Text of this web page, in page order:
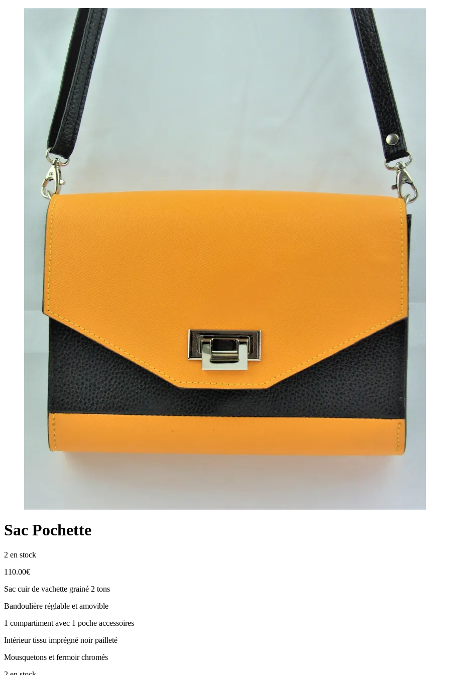
Sac Pochette
2 en stock
110.00€
Sac cuir de vachette grainé 2 tons
Bandoulière réglable et amovible
1 compartiment avec 1 poche accessoires
Intérieur tissu imprégné noir pailleté
Mousquetons et fermoir chromés